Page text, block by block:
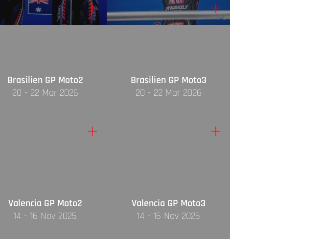
+ +
Brasilien GP Moto2
20 - 22 Mar 2026
+
Brasilien GP Moto3
20 - 22 Mar 2026
+
Valencia GP Moto2
14 - 16 Nov 2025
Valencia GP Moto3
14 - 16 Nov 2025